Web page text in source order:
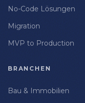
No-Code Lösungen
Migration
MVP to Production
BRANCHEN
Bau & Immobilien